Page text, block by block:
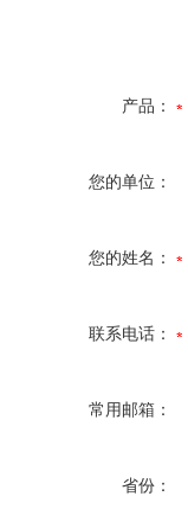
产品：
您的单位：
您的姓名：
联系电话：
常用邮箱：
省份：